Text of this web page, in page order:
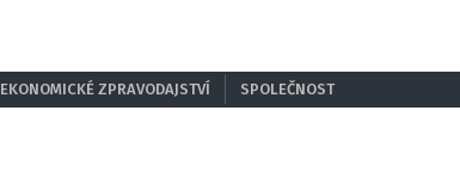
EKONOMICKÉ ZPRAVODAJSTVÍ SPOLEČNOST